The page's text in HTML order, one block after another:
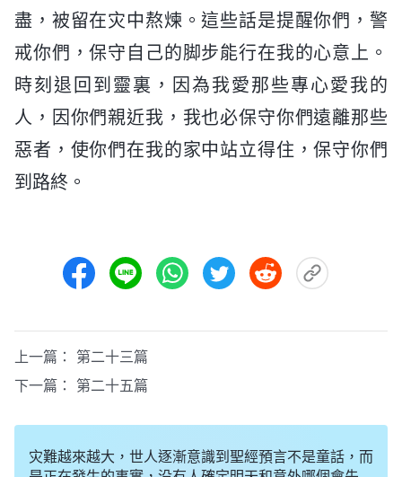
盡，被留在灾中熬煉。這些話是提醒你們，警
戒你們，保守自己的脚步能行在我的心意上。
時刻退回到靈裏，因為我愛那些專心愛我的
人，因你們親近我，我也必保守你們遠離那些
惡者，使你們在我的家中站立得住，保守你們
到路終。
上一篇： 第二十三篇
下一篇： 第二十五篇
灾難越來越大，世人逐漸意識到聖經預言不是童話，而